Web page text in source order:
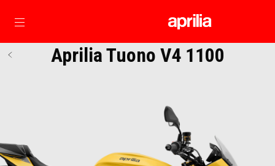
zurück zum Hauptinhalt
Aprilia Tuono V4 1100